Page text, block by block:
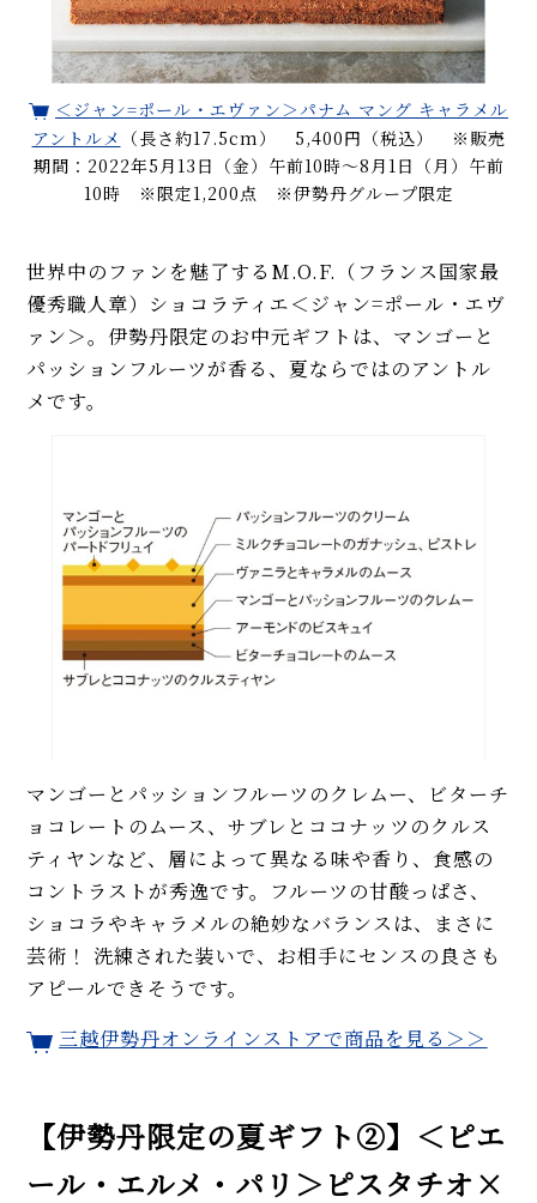
＜ジャン=ポール・エヴァン＞パナム マング キャラメル
アントルメ
（長さ約17.5cm） 5,400円（税込） ※販売
期間：2022年5月13日（金）午前10時～8月1日（月）午前
10時 ※限定1,200点 ※伊勢丹グループ限定
世界中のファンを魅了するM.O.F.（フランス国家最
優秀職人章）ショコラティエ＜ジャン=ポール・エヴ
ァン＞。伊勢丹限定のお中元ギフトは、マンゴーと
パッションフルーツが香る、夏ならではのアントル
メです。
マンゴーとパッションフルーツのクレムー、ビターチ
ョコレートのムース、サブレとココナッツのクルス
ティヤンなど、層によって異なる味や香り、食感の
コントラストが秀逸です。フルーツの甘酸っぱさ、
ショコラやキャラメルの絶妙なバランスは、まさに
芸術！ 洗練された装いで、お相手にセンスの良さも
アピールできそうです。
三越伊勢丹オンラインストアで商品を見る＞＞
【伊勢丹限定の夏ギフト②】＜ピエ
ール・エルメ・パリ＞ピスタチオ×